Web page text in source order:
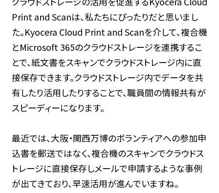
Print and Scanは、私たちにぴったりだと思いまし
た。Kyocera Cloud Print and Scanを介して、複合機
とMicrosoft 365のクラウドストレージを連携するこ
とで、紙文書をスキャンでクラウドストレージ内に直
接保存できます。クラウドストレージ内でデータを共
有したり活用したりすることで、職員間の情報共有が
スピーディーになります。
最近では、大阪・関西万博のボランティアへの参加申
込書を郵送ではなく、複合機のスキャンでクラウドス
トレージに直接保存しメールで申請するような事例
が出てきており、早速活用が進んでいますね。